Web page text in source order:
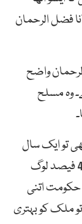
فضل الرحمان
واضح
وہ مسلح
تو ایک سال
ہی ہوا ہے اور جب ہمیں حکومت ملی تو 40 فیصد لوگ
حکومت اتنی
ملک کو بہتری